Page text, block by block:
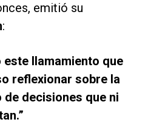
emitió su
:
llamamiento que
reflexionar sobre la
decisiones que ni